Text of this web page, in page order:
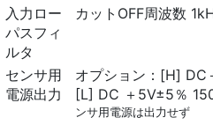
入力ロー
パスフィ
ルタ
カットOFF周波数
センサ用
電源出力
オプション：[H]
[L] DC ＋5V±5％
ンサ用電源は出力せず